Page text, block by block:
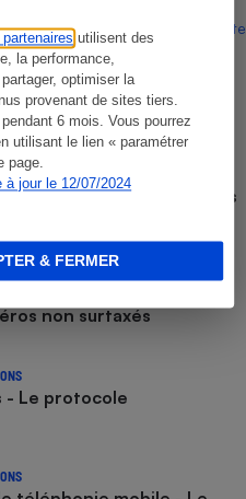
partenaires utilisent des
la performance,
optimiser la
provenant de sites tiers.
6 mois. Vous pourrez
utilisant le lien « paramétrer
page.
à jour le 12/07/2024
& FERMER
des autorisations données
aux règles de
La Note
contractuelle entre Que
référencés.
gratuit des forfaits mobiles
meilleur forfait, avec ou
non surtaxés
- Le protocole